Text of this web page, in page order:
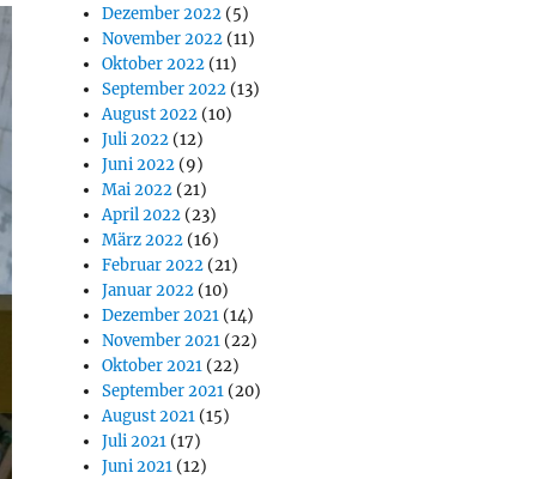
Dezember 2022 (5)
November 2022 (11)
Oktober 2022 (11)
September 2022 (13)
August 2022 (10)
Juli 2022 (12)
Juni 2022 (9)
Mai 2022 (21)
April 2022 (23)
März 2022 (16)
Februar 2022 (21)
Januar 2022 (10)
Dezember 2021 (14)
November 2021 (22)
Oktober 2021 (22)
September 2021 (20)
August 2021 (15)
Juli 2021 (17)
Juni 2021 (12)